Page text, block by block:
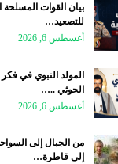
بيان القوات المسلحة
للتصعيد…
أغسطس 6, 2026
المولد النبوي في
الحوثي ..…
أغسطس 6, 2026
من الجبال إلى
إلى قاطرة…